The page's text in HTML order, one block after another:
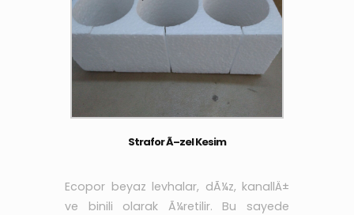
Strafor Ã–zel Kesim
Ecopor beyaz levhalar, dÃ¼z, kanallÄ±
ve binili olarak Ã¼retilir. Bu sayede